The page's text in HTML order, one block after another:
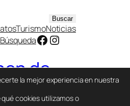
Buscar
TurismoNoticias
BúsquedaFacebook Instagram
de
la mejor experiencia en nuestra
cookies utilizamos o